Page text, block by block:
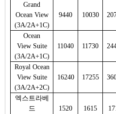
Grand
Ocean View
(3A/2A+1C)
9440 10030
Ocean
View Suite
(3A/2A+1C)
11040 11730
Royal Ocean
View Suite
(3A/2A+2C)
16240 17255
엑스트라베
드
1520 1615